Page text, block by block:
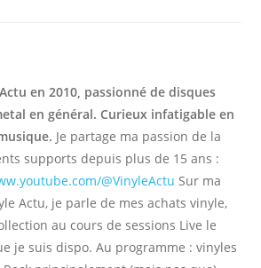
en 2010, passionné de disques
en général. Curieux infatigable en
Je partage ma passion de la
supports depuis plus de 15 ans :
@VinyleActu Sur ma
Actu, je parle de mes achats vinyle,
au cours de sessions Live le
je suis dispo. Au programme : vinyles